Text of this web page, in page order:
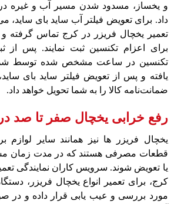
و یخساز، مسدود شدن مسیر آب و غیره
داد. برای تعویض فیلتر آب ساید بای‌ ساید، می‌
تعمیر یخچال فریزر در کرج تماس گرفته
برای اعزام تکنسین ثبت نمایند. پس‌ از
تکنسین در ساعت مشخص شده توسط
یافته و پس‌ از تعویض فیلتر ساید بای‌
ضمانت‌نامه کالا را به شما تحویل خواهد داد.
رفع خرابی یخچال صفر تا صد
یخچال فریزر ها نیز همانند سایر لوازم
قطعات مصرفی هستند که در مدت زمان
یا تعویض شوند. سرویس کاران نمایندگی
کرج، برای تعمیر انواع یخچال فریزر،
مورد بررسی و عیب‌ یابی قرار داده و در